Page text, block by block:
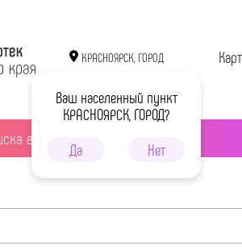
КРАСНОЯРСК, ГОРОД
Ваш населенный пункт
КРАСНОЯРСК, ГОРОД?
Да
Нет